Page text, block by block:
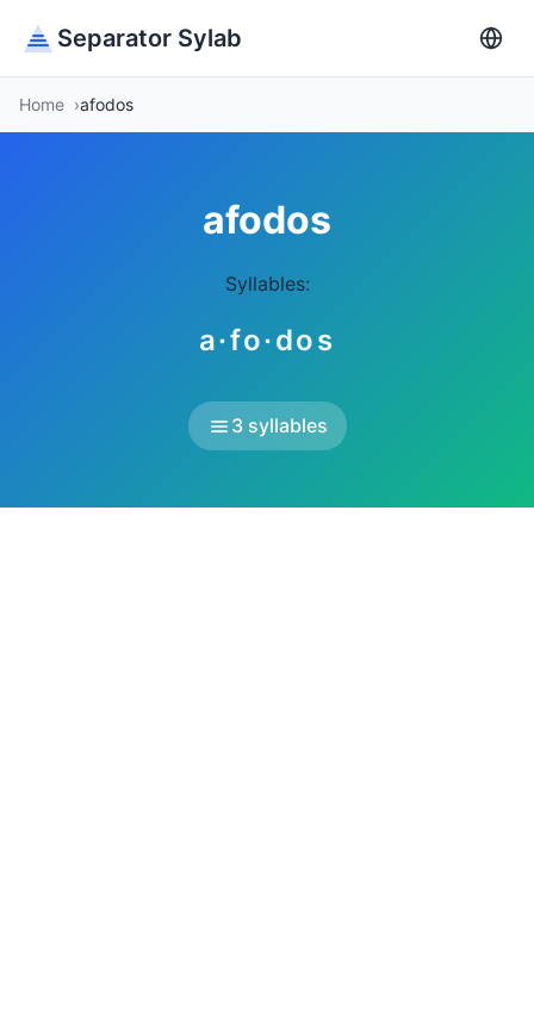
Separator Sylab
Home afodos
afodos
Syllables:
a·fo·dos
3 syllables